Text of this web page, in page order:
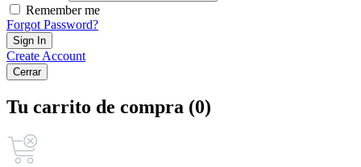
Remember me
Forgot Password?
Sign In
Create Account
Cerrar
Tu carrito de compra (0)